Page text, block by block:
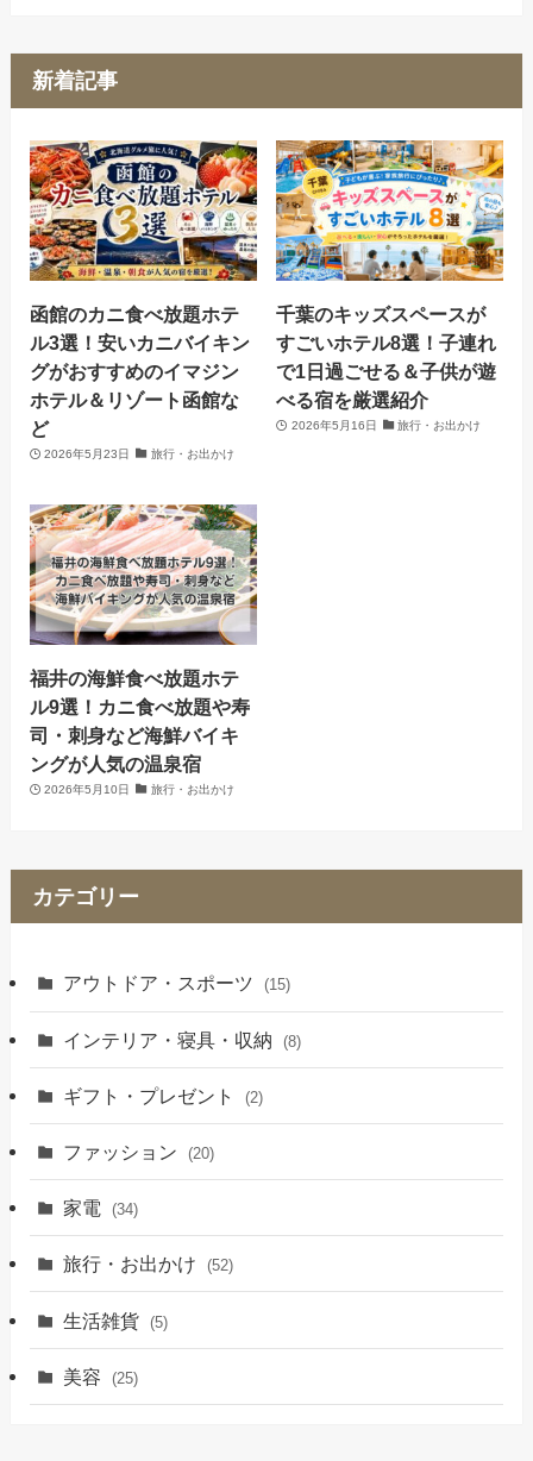
新着記事
函館のカニ食べ放題ホテ
ル3選！安いカニバイキン
グがおすすめのイマジン
ホテル＆リゾート函館な
ど
2026年5月23日 旅行・お出かけ
千葉のキッズスペースが
すごいホテル8選！子連れ
で1日過ごせる＆子供が遊
べる宿を厳選紹介
2026年5月16日 旅行・お出かけ
福井の海鮮食べ放題ホテ
ル9選！カニ食べ放題や寿
司・刺身など海鮮バイキ
ングが人気の温泉宿
2026年5月10日 旅行・お出かけ
カテゴリー
アウトドア・スポーツ (15)
インテリア・寝具・収納 (8)
ギフト・プレゼント (2)
ファッション (20)
家電 (34)
旅行・お出かけ (52)
生活雑貨 (5)
美容 (25)